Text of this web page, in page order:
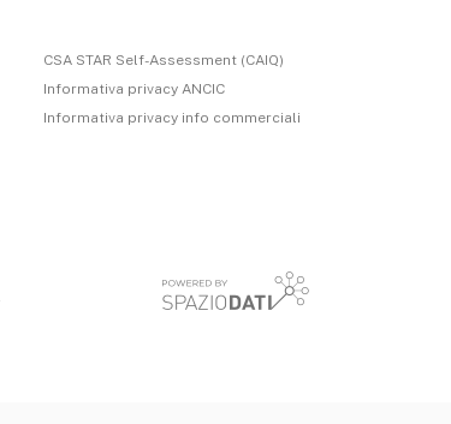
CSA STAR Self-Assessment (CAIQ)
Informativa privacy ANCIC
Informativa privacy info commerciali